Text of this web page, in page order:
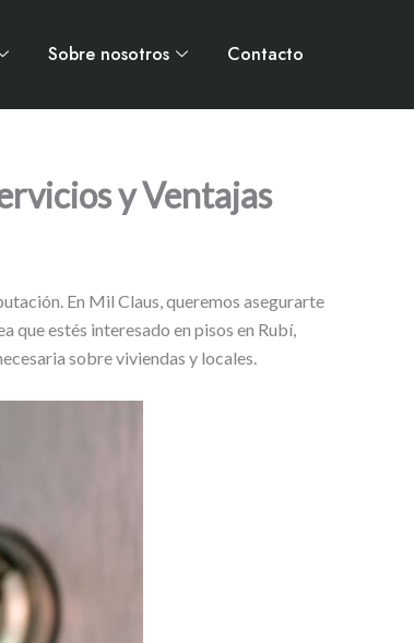
Sobre nosotros Contacto
y Ventajas
En Mil Claus, queremos asegurarte
que estés interesado en pisos en Rubí,
sobre viviendas y locales.